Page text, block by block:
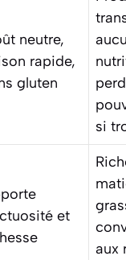
neutre,
rapide,
gluten
si
et
aux